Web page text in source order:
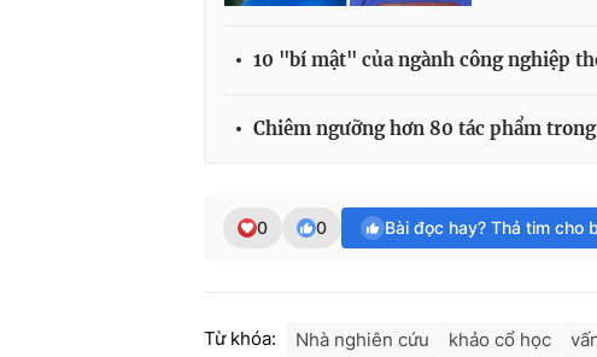
10 "bí mật" của ngành công nghiệp
Chiêm ngưỡng hơn 80 tác phẩm
0 0 Bài đọc hay? Thả tim cho
Từ khóa: Nhà nghiên cứu khảo cổ học